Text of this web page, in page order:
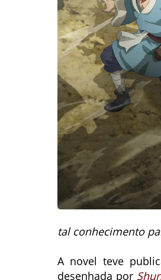
tal conhecimento
A novel teve
desenhada por